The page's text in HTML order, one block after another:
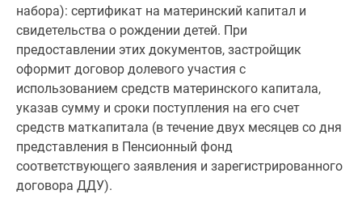
набора): сертификат на материнский капитал и
свидетельства о рождении детей. При
предоставлении этих документов, застройщик
оформит договор долевого участия с
использованием средств материнского капитала,
указав сумму и сроки поступления на его счет
средств маткапитала (в течение двух месяцев со дня
представления в Пенсионный фонд
соответствующего заявления и зарегистрированного
договора ДДУ).